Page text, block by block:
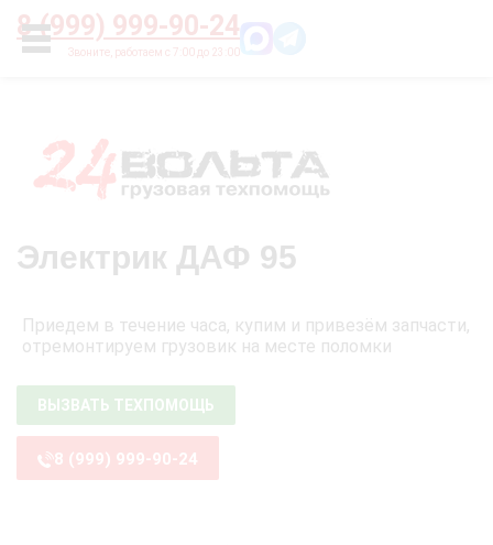
8 (999) 999-90-24
УСЛУГИ
Главная О нас Цены
Электрик ДАФ 95
Приедем в течение часа, купим и привезём запчасти,
отремонтируем грузовик на месте поломки
ВЫЗВАТЬ ТЕХПОМОЩЬ
8 (999) 999-90-24